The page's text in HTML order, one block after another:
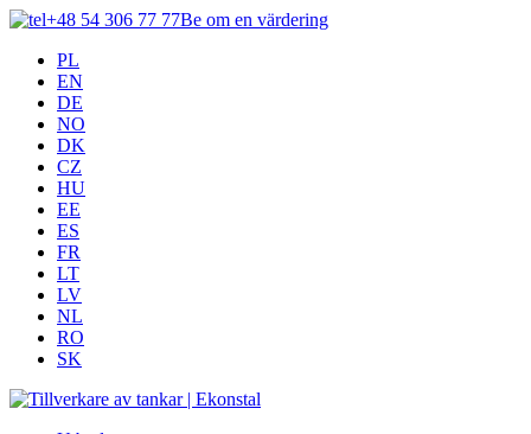
+48 54 306 77 77Be om en värdering
PL
EN
DE
NO
DK
CZ
HU
EE
ES
FR
LT
LV
NL
RO
SK